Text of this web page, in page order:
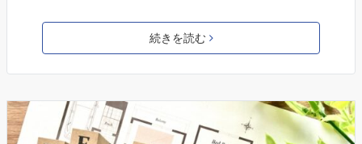
続きを読む